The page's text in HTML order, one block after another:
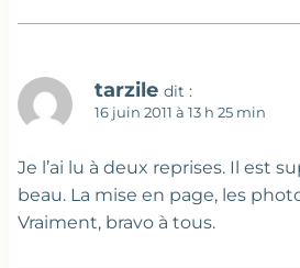
tarzile dit :
16 juin 2011 à 13 h 25 min
Je l’ai lu à deux reprises. Il est
beau. La mise en page, les
Vraiment, bravo à tous.